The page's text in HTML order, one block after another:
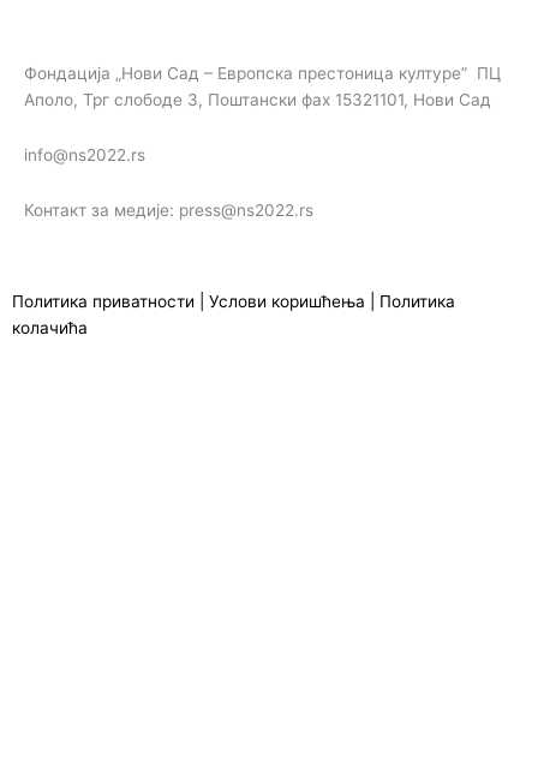
Фондација „Нови Сад – Европска престоница културе” ПЦ
Аполо, Трг слободе 3, Поштански фах 15321101, Нови Сад
info@ns2022.rs
Контакт за медије: press@ns2022.rs
Политика приватности Услови коришћења
Политика
колачића